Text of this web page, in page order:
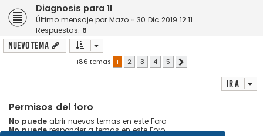
Diagnosis para 1l
Último mensaje por Mazo « 30 Dic 2019 12:11
Respuestas: 6
Nuevo Tema
186 temas 1 2 3 4 5
Ir a
Permisos del foro
No puede abrir nuevos temas en este Foro
No puederesponder a temas en este Foro